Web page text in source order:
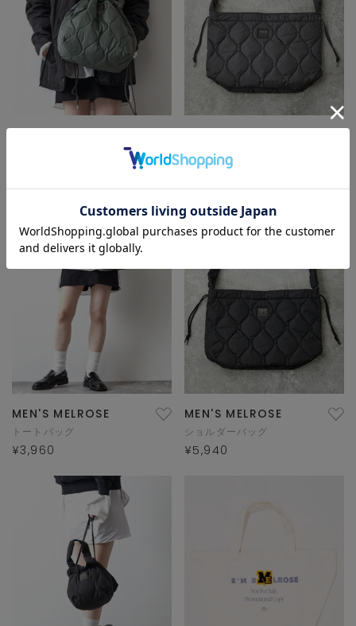
ショルダーバッグ
¥5,940
MEN'S MELROSE
トートバッグ
¥3,960
MEN'S MELROSE
ショルダーバッグ
¥5,940